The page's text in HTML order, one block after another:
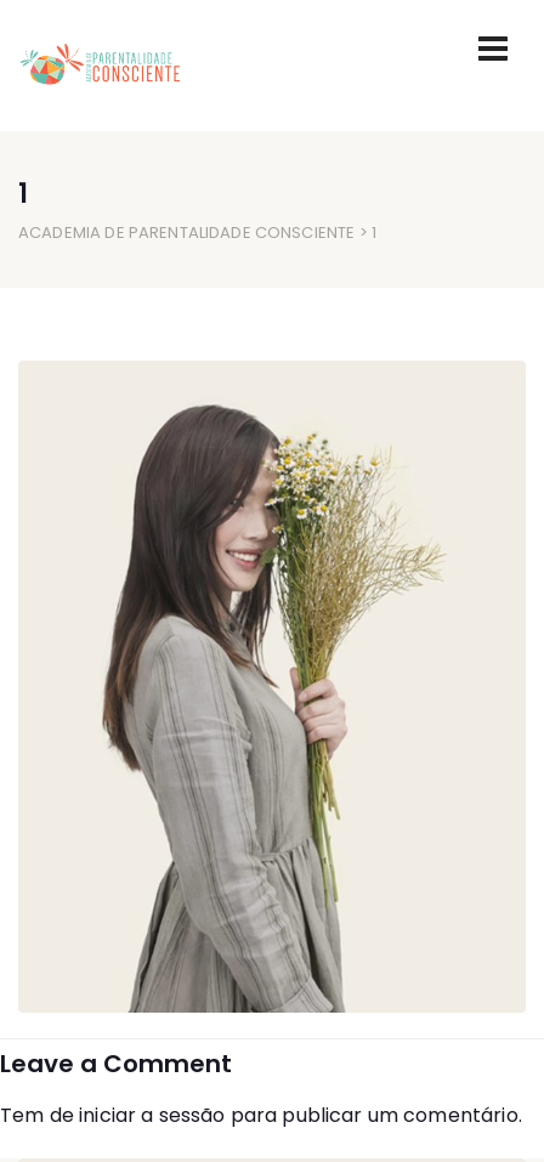
1
ACADEMIA DE PARENTALIDADE CONSCIENTE > 1
Leave a Comment
Tem deiniciar a sessão para publicar um comentário.